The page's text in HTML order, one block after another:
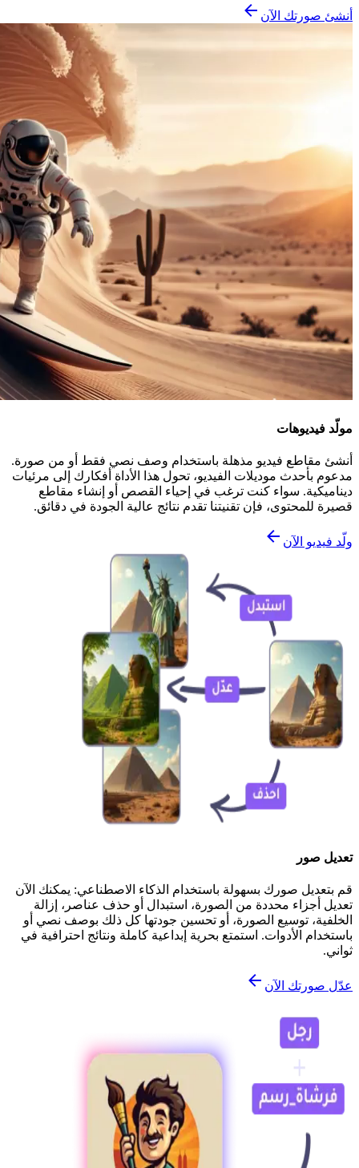
أنشئ صورتك الآن
مولّد فيديوهات
أنشئ مقاطع فيديو مذهلة باستخدام وصف نصي فقط أو من صورة.
مدعوم بأحدث موديلات الفيديو، تحول هذا الأداة أفكارك إلى مرئيات
ديناميكية. سواء كنت ترغب في إحياء القصص أو إنشاء مقاطع
قصيرة للمحتوى، فإن تقنيتنا تقدم نتائج عالية الجودة في دقائق.
ولّد فيديو الآن
تعديل صور
قم بتعديل صورك بسهولة باستخدام الذكاء الاصطناعي: يمكنك الآن
تعديل أجزاء محددة من الصورة، استبدال أو حذف عناصر، إزالة
الخلفية، توسيع الصورة، أو تحسين جودتها كل ذلك بوصف نصي أو
باستخدام الأدوات. استمتع بحرية إبداعية كاملة ونتائج احترافية في
ثواني.
عدّل صورتك الآن